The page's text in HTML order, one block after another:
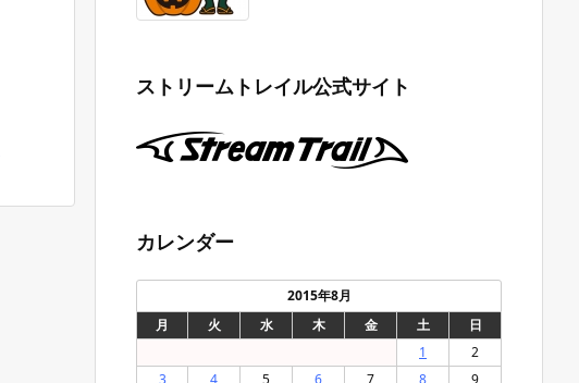
ストリームトレイル公式サイト
カレンダー
2015年8月
月
火 水 木 金 土
日
1
2
3
4 5 6 7 8 9